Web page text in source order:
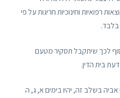
רפואיות וחינוכיות חריגות על פי
בלבד.
לכך שיתקבל תסקיר מטעם
בית הדין.
אביה בשלב זה, יהיו בימים א, ג, ה